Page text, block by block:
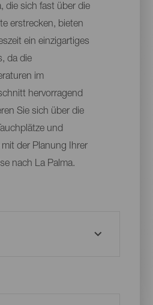
die sich fast über die
erstrecken, bieten
ein einzigartiges
da die
im
hervorragend
Sie sich über die
und
der Planung Ihrer
nach La Palma.